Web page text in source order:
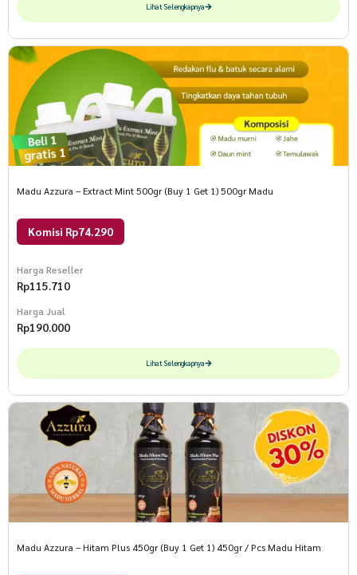
Lihat Selengkapnya
Madu Azzura – Extract Mint 500gr (Buy 1 Get 1) 500gr Madu
Komisi Rp74.290
Harga Reseller
Rp115.710
Harga Jual
Rp190.000
Lihat Selengkapnya
Madu Azzura – Hitam Plus 450gr (Buy 1 Get 1) 450gr / Pcs Madu Hitam